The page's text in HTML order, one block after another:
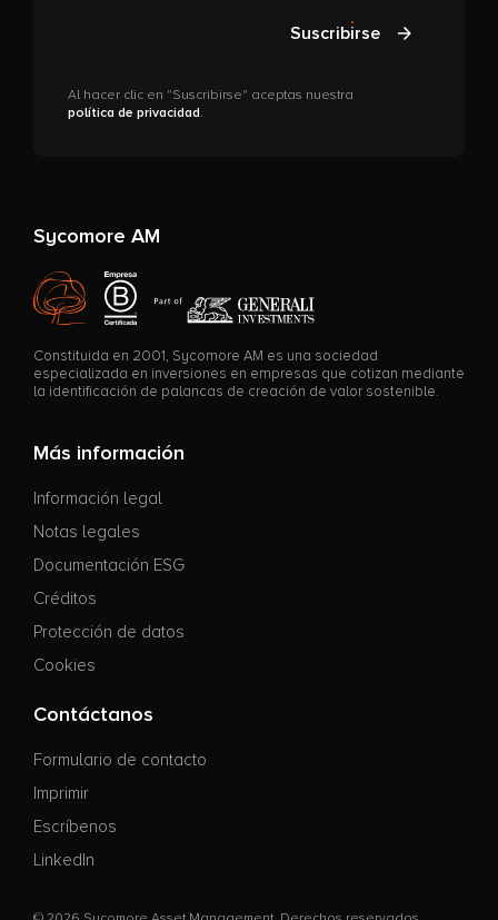
Al hacer clic en "Suscribirse" aceptas nuestra
política de privacidad.
Suscribirse
Sycomore AM
Constituida en 2001, Sycomore AM es una sociedad
especializada en inversiones en empresas que cotizan mediante
la identificación de palancas de creación de valor sostenible.
Más información
Información legal
Notas legales
Documentación ESG
Créditos
Protección de datos
Cookies
Contáctanos
Formulario de contacto
Imprimir
Escríbenos
LinkedIn